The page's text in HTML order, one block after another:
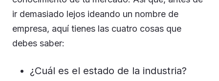
ir demasiado lejos ideando un nombre de
empresa, aquí tienes las cuatro cosas que
debes saber:
¿Cuál es el estado de la industria?